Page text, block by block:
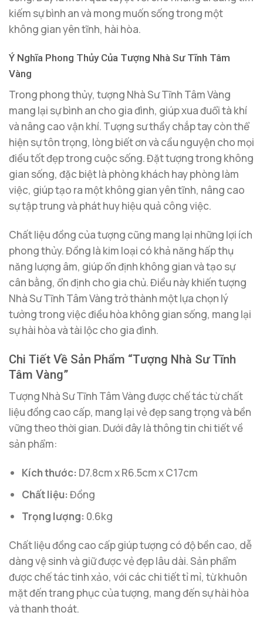
kiếm sự bình an và mong muốn sống trong một
không gian yên tĩnh, hài hòa.
Ý Nghĩa Phong Thủy Của Tượng Nhà Sư Tĩnh Tâm
Vàng
Trong phong thủy, tượng Nhà Sư Tĩnh Tâm Vàng
mang lại sự bình an cho gia đình, giúp xua đuổi tà khí
và nâng cao vận khí. Tượng sư thầy chắp tay còn thể
hiện sự tôn trọng, lòng biết ơn và cầu nguyện cho mọi
điều tốt đẹp trong cuộc sống. Đặt tượng trong không
gian sống, đặc biệt là phòng khách hay phòng làm
việc, giúp tạo ra một không gian yên tĩnh, nâng cao
sự tập trung và phát huy hiệu quả công việc.
Chất liệu đồng của tượng cũng mang lại những lợi ích
phong thủy. Đồng là kim loại có khả năng hấp thụ
năng lượng âm, giúp ổn định không gian và tạo sự
cân bằng, ổn định cho gia chủ. Điều này khiến tượng
Nhà Sư Tĩnh Tâm Vàng trở thành một lựa chọn lý
tưởng trong việc điều hòa không gian sống, mang lại
sự hài hòa và tài lộc cho gia đình.
Chi Tiết Về Sản Phẩm “Tượng Nhà Sư Tĩnh
Tâm Vàng”
Tượng Nhà Sư Tĩnh Tâm Vàng được chế tác từ chất
liệu đồng cao cấp, mang lại vẻ đẹp sang trọng và bền
vững theo thời gian. Dưới đây là thông tin chi tiết về
sản phẩm:
Kích thước: D7.8cm x R6.5cm x C17cm
Chất liệu:Đồng
Trọng lượng: 0.6kg
Chất liệu đồng cao cấp giúp tượng có độ bền cao, dễ
dàng vệ sinh và giữ được vẻ đẹp lâu dài. Sản phẩm
được chế tác tinh xảo, với các chi tiết tỉ mỉ, từ khuôn
mặt đến trang phục của tượng, mang đến sự hài hòa
và thanh thoát.